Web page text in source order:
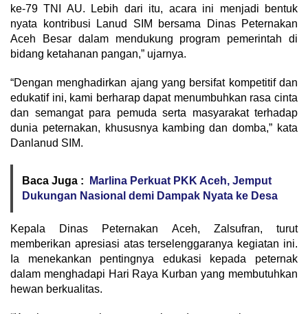
ke-79 TNI AU. Lebih dari itu, acara ini menjadi bentuk
nyata kontribusi Lanud SIM bersama Dinas Peternakan
Aceh Besar dalam mendukung program pemerintah di
bidang ketahanan pangan,” ujarnya.
“Dengan menghadirkan ajang yang bersifat kompetitif dan
edukatif ini, kami berharap dapat menumbuhkan rasa cinta
dan semangat para pemuda serta masyarakat terhadap
dunia peternakan, khususnya kambing dan domba,” kata
Danlanud SIM.
Baca Juga :
Marlina Perkuat PKK Aceh, Jemput
Dukungan Nasional demi Dampak Nyata ke Desa
Kepala Dinas Peternakan Aceh, Zalsufran, turut
memberikan apresiasi atas terselenggaranya kegiatan ini.
Ia menekankan pentingnya edukasi kepada peternak
dalam menghadapi Hari Raya Kurban yang membutuhkan
hewan berkualitas.